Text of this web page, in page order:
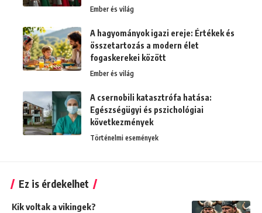
Ember és világ
A hagyományok igazi ereje: Értékek és
összetartozás a modern élet
fogaskerekei között
Ember és világ
A csernobili katasztrófa hatása:
Egészségügyi és pszichológiai
következmények
Történelmi események
Ez is érdekelhet
Kik voltak a vikingek?